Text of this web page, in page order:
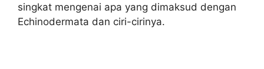
singkat mengenai apa yang dimaksud dengan
Echinodermata dan ciri-cirinya.